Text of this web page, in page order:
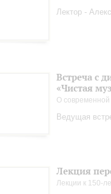
Лектор -
Встреча с
«Чистая
О
Ведущая
Лекция
Лекции к 150-